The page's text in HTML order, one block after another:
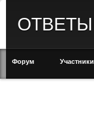
Форум Участники